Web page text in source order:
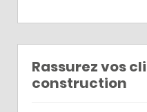
Rassurez vos
construction